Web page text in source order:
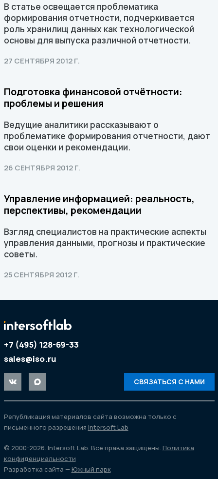
В статье освещается проблематика
формирования отчетности, подчеркивается
роль хранилищ данных как технологической
основы для выпуска различной отчетности.
27 СЕНТЯБРЯ 2012 Г.
Подготовка финансовой отчётности:
проблемы и решения
Ведущие аналитики рассказывают о
проблематике формирования отчетности, дают
свои оценки и рекомендации.
26 СЕНТЯБРЯ 2012 Г.
Управление информацией: реальность,
перспективы, рекомендации
Взгляд специалистов на практические аспекты
управления данными, прогнозы и практические
советы.
25 СЕНТЯБРЯ 2012 Г.
+7 (495) 128-69-33
sales@iso.ru
СВЯЗАТЬСЯ С НАМИ
Републикация материалов сайта возможна только с
письменного разрешения Intersoft Lab
© 2000-2026. Intersoft Lab. Все права защищены. Политика
конфиденциальности
Разработка сайта —Южный парк